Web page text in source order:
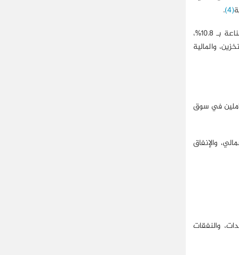
(4)
.
وتسهم هذه القطاعات والعناصر بنسب متباينة في هذا الناتج وفقًا لآخر الاحصائيات، فقد أسهم قطاع الزراعة بـ 6.2%، والصناعة بـ 10.8%،
والمالية
في سوق
والإنفاق
والنفقات